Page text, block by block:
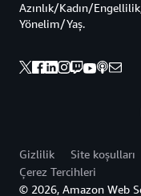
Azınlık/Kadın/
Yönelim/Yaş.
Gizlilik Site koşulları
Çerez Tercihleri
© 2026, Amazon Web